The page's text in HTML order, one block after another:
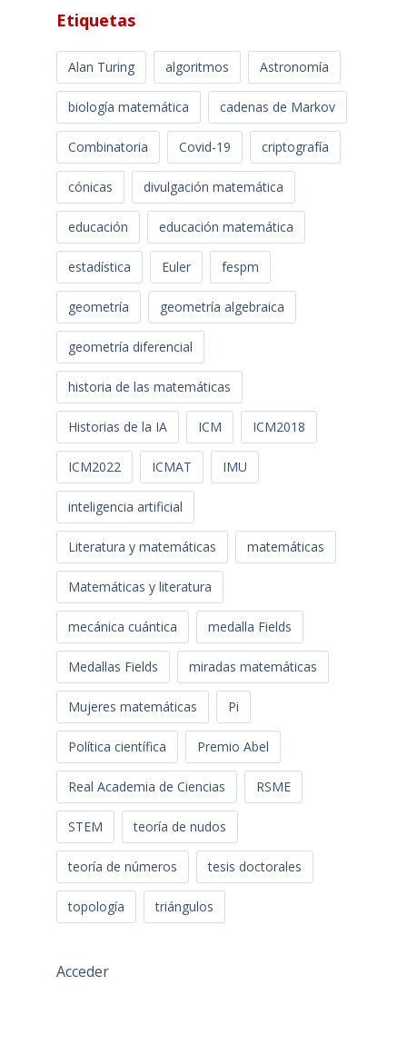
Etiquetas
Alan Turing algoritmos Astronomía
biología matemática cadenas de Markov
Combinatoria Covid-19 criptografía
cónicas divulgación matemática
educación educación matemática
estadística Euler fespm
geometría geometría algebraica
geometría diferencial
historia de las matemáticas
Historias de la IA ICM ICM2018
ICM2022 ICMAT IMU
inteligencia artificial
Literatura y matemáticas matemáticas
Matemáticas y literatura
mecánica cuántica medalla Fields
Medallas Fields miradas matemáticas
Mujeres matemáticas Pi
Política científica Premio Abel
Real Academia de Ciencias RSME
STEM teoría de nudos
teoría de números tesis doctorales
topología triángulos
Acceder